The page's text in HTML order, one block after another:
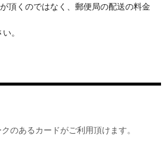
頂くのではなく、郵便局の配送の料金
。
のあるカードがご利用頂けます。